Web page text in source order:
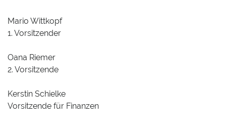
Mario Wittkopf
1. Vorsitzender
Oana Riemer
2. Vorsitzende
Kerstin Schielke
Vorsitzende für Finanzen